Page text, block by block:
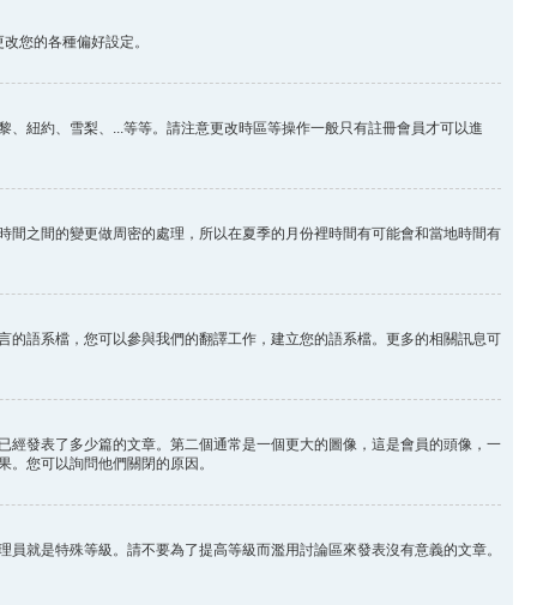
您的各種偏好設定。
紐約、雪梨、...等等。請注意更改時區等操作一般只有註冊會員才可以進
之間的變更做周密的處理，所以在夏季的月份裡時間有可能會和當地時間有
語系檔，您可以參與我們的翻譯工作，建立您的語系檔。更多的相關訊息可
發表了多少篇的文章。第二個通常是一個更大的圖像，這是會員的頭像，一
您可以詢問他們關閉的原因。
就是特殊等級。請不要為了提高等級而濫用討論區來發表沒有意義的文章。